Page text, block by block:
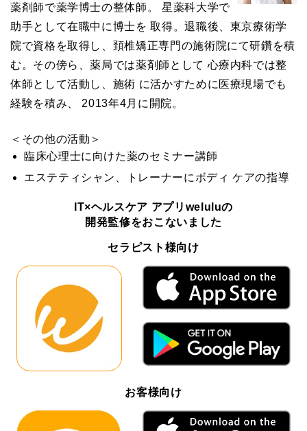
薬剤師で薬学博士の整体師。 星薬科大学で
助手として在職中に博士を 取得。退職後、東京療術学
院で資格を取得し、頚椎矯正専門の施術院にて研鑽を積
む。その傍ら、薬局では薬剤師として 心療内科では整
体師として活動し、施術 に活かすために医療現場でも
経験を積み、 2013年4月に開院。
＜その他の活動＞
臨床心理士に向けた薬のセミナー講師
エステティシャン、トレーナーにボディ ケアの指導
IT×ヘルスケア アプリweluluの
開発監修をおこないました
セラピスト様向け
お客様向け